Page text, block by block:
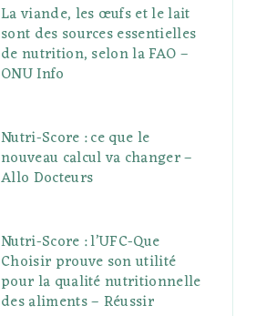
La viande, les œufs et le lait
sont des sources essentielles
de nutrition, selon la FAO –
ONU Info
Nutri-Score : ce que le
nouveau calcul va changer –
Allo Docteurs
Nutri-Score : l’UFC-Que
Choisir prouve son utilité
pour la qualité nutritionnelle
des aliments – Réussir